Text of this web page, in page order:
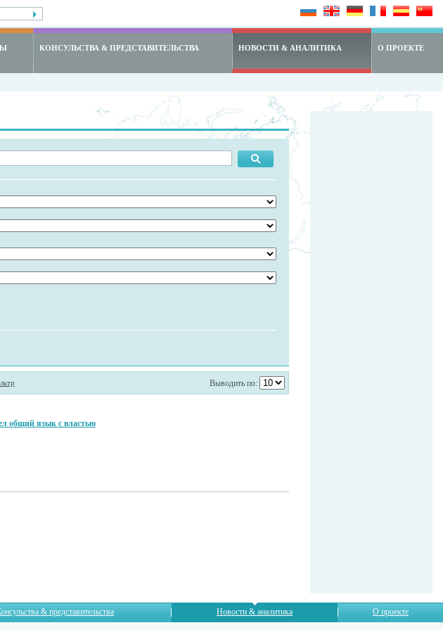
КОНСУЛЬСТВА & ПРЕДСТАВИТЕЛЬСТВА НОВОСТИ & АНАЛИТИКА О ПРОЕКТЕ
Выводить по:
общий язык с властью
& представительства Новости & аналитика О проекте